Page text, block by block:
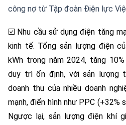
công nợ từ Tập đoàn Điện lực
☑️ Nhu cầu sử dụng điện tăng
kinh tế. Tổng sản lượng điện
kWh trong năm 2024, tăng
duy trì ổn định, với sản lượng
doanh thu của nhiều doanh
mạnh, điển hình như PPC (+32%
Ngược lại, sản lượng điện khí